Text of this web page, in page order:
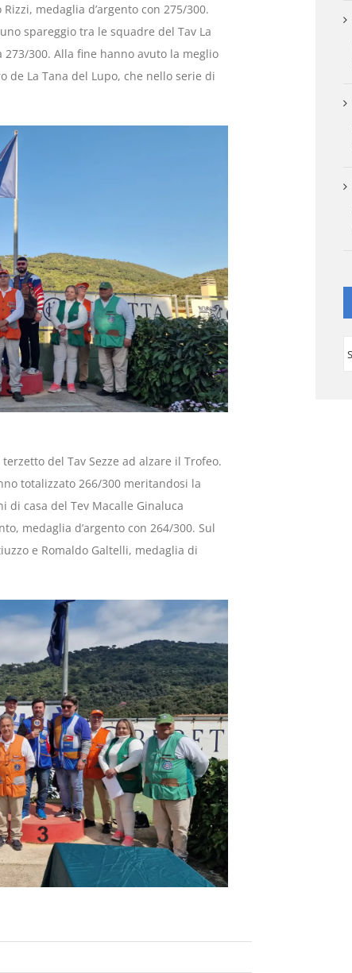
medaglia d’argento con 275/300.
spareggio tra le squadre del Tav La
300. Alla fine hanno avuto la meglio
de La Tana del Lupo, che nello serie di
del Tav Sezze ad alzare il Trofeo.
totalizzato 266/300 meritandosi la
casa del Tev Macalle Ginaluca
medaglia d’argento con 264/300. Sul
e Romaldo Galtelli, medaglia di